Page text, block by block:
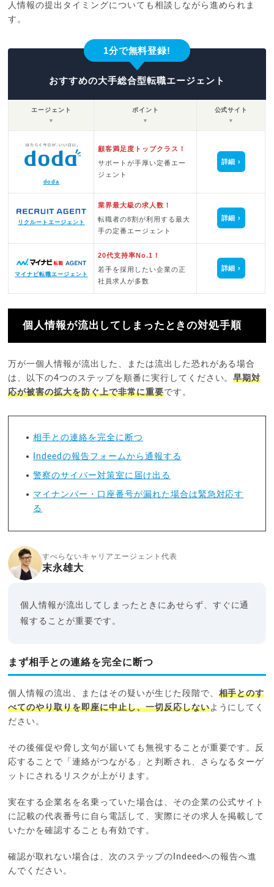
人情報の提出タイミングについても相談しながら進められま
す。
1分で無料登録!
おすすめの大手総合型転職エージェント
エージェント
▼
ポイント
▼
公式サイト
▼
doda
顧客満足度トップクラス！
サポートが手厚い定番エー
ジェント
詳細
リクルートエージェント
業界最大級の求人数！
転職者の8割が利用する最大
手の定番エージェント
詳細
マイナビ転職エージェント
20代支持率No.1！
若手を採用したい企業の正
社員求人が多数
詳細
個人情報が流出してしまったときの対処手順
万が一個人情報が流出した、または流出した恐れがある場合
は、以下の4つのステップを順番に実行してください。早期対
応が被害の拡大を防ぐ上で非常に重要です。
相手との連絡を完全に断つ
Indeedの報告フォームから通報する
警察のサイバー対策室に届け出る
マイナンバー・口座番号が漏れた場合は緊急対応す
る
すべらないキャリアエージェント代表
末永雄大
個人情報が流出してしまったときにあせらず、すぐに通
報することが重要です。
まず相手との連絡を完全に断つ
個人情報の流出、またはその疑いが生じた段階で、 相手とのす
べてのやり取りを即座に中止し、一切反応しないようにしてく
ださい。
その後催促や脅し文句が届いても無視することが重要です。反
応することで「連絡がつながる」と判断され、さらなるターゲ
ットにされるリスクが上がります。
実在する企業名を名乗っていた場合は、その企業の公式サイト
に記載の代表番号に自ら電話して、実際にその求人を掲載して
いたかを確認することも有効です。
確認が取れない場合は、次のステップのIndeedへの報告へ進
んでください。